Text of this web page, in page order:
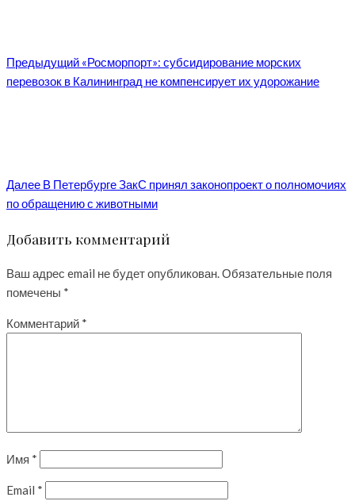
Предыдущий «Росморпорт»: субсидирование морских
перевозок в Калининград не компенсирует их удорожание
Далее В Петербурге ЗакС принял законопроект о полномочиях
по обращению с животными
Добавить комментарий
Ваш адрес email не будет опубликован.Обязательные поля
помечены *
Комментарий *
Имя *
Email *